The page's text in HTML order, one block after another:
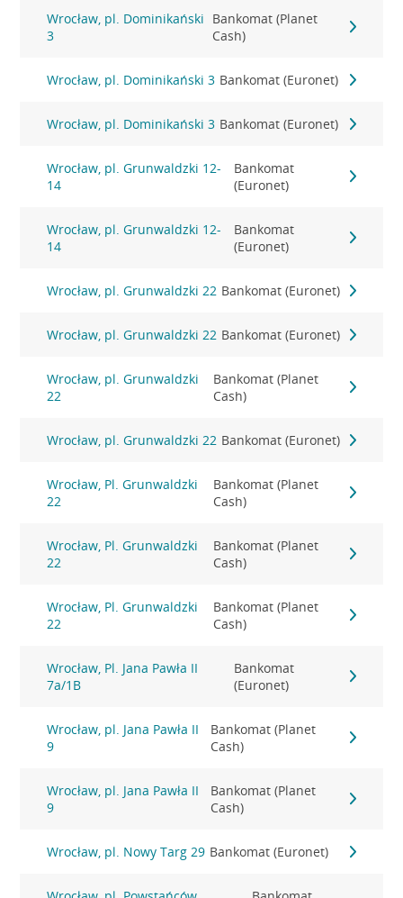
Wrocław, pl. Dominikański
3
Bankomat (Planet
Cash)
Wrocław, pl. Dominikański 3 Bankomat (Euronet)
Wrocław, pl. Dominikański 3 Bankomat (Euronet)
Wrocław, pl. Grunwaldzki 12-
14
Bankomat
(Euronet)
Wrocław, pl. Grunwaldzki 12-
14
Bankomat
(Euronet)
Wrocław, pl. Grunwaldzki 22 Bankomat (Euronet)
Wrocław, pl. Grunwaldzki 22 Bankomat (Euronet)
Wrocław, pl. Grunwaldzki
22
Bankomat (Planet
Cash)
Wrocław, pl. Grunwaldzki 22 Bankomat (Euronet)
Wrocław, Pl. Grunwaldzki
22
Bankomat (Planet
Cash)
Wrocław, Pl. Grunwaldzki
22
Bankomat (Planet
Cash)
Wrocław, Pl. Grunwaldzki
22
Bankomat (Planet
Cash)
Wrocław, Pl. Jana Pawła II
7a/1B
Bankomat
(Euronet)
Wrocław, pl. Jana Pawła II
9
Bankomat (Planet
Cash)
Wrocław, pl. Jana Pawła II
9
Bankomat (Planet
Cash)
Wrocław, pl. Nowy Targ 29 Bankomat (Euronet)